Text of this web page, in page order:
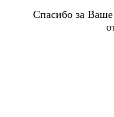
Спасибо за